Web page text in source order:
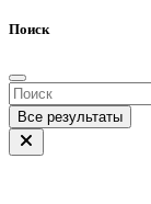
Поиск
Все результаты